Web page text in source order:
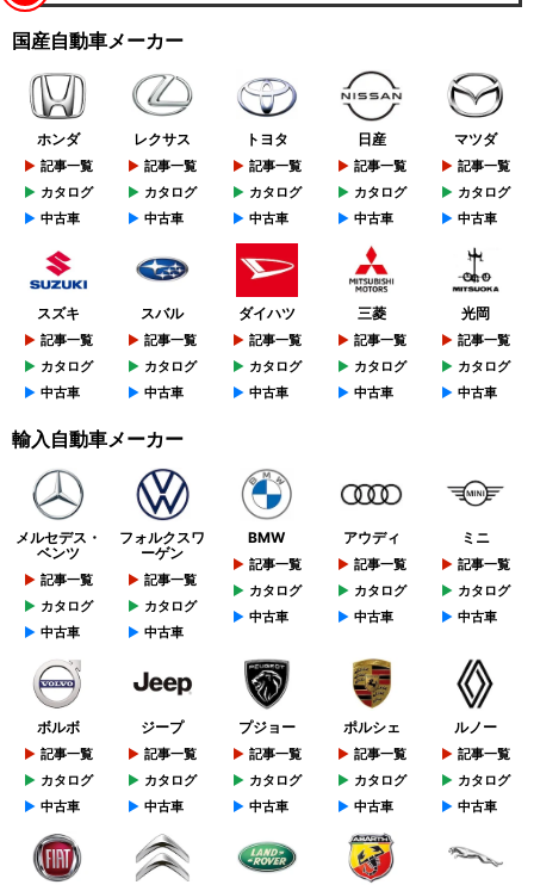
国産自動車メーカー
ホンダ
記事一覧
カタログ
中古車
レクサス
記事一覧
カタログ
中古車
トヨタ
記事一覧
カタログ
中古車
日産
記事一覧
カタログ
中古車
マツダ
記事一覧
カタログ
中古車
スズキ
記事一覧
カタログ
中古車
スバル
記事一覧
カタログ
中古車
ダイハツ
記事一覧
カタログ
中古車
三菱
記事一覧
カタログ
中古車
光岡
記事一覧
カタログ
中古車
輸入自動車メーカー
メルセデス・
ベンツ
記事一覧
カタログ
中古車
フォルクスワ
ーゲン
記事一覧
カタログ
中古車
BMW
記事一覧
カタログ
中古車
アウディ
記事一覧
カタログ
中古車
ミニ
記事一覧
カタログ
中古車
ボルボ
記事一覧
カタログ
中古車
ジープ
記事一覧
カタログ
中古車
プジョー
記事一覧
カタログ
中古車
ポルシェ
記事一覧
カタログ
中古車
ルノー
記事一覧
カタログ
中古車